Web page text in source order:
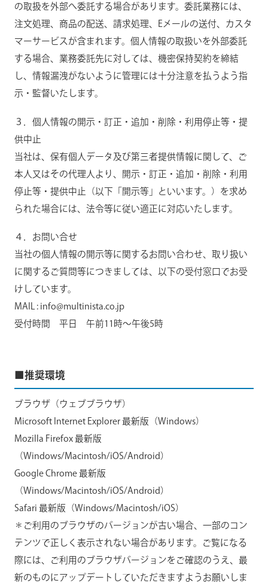
の取扱を外部へ委託する場合があります。委託業務には、
注文処理、商品の配送、請求処理、Eメールの送付、カスタ
マーサービスが含まれます。個人情報の取扱いを外部委託
する場合、業務委託先に対しては、機密保持契約を締結
し、情報漏洩がないように管理には十分注意を払うよう指
示・監督いたします。
３．個人情報の開示・訂正・追加・削除・利用停止等・提
供中止
当社は、保有個人データ及び第三者提供情報に関して、ご
本人又はその代理人より、開示・訂正・追加・削除・利用
停止等・提供中止（以下「開示等」といいます。）を求め
られた場合には、法令等に従い適正に対応いたします。
４．お問い合せ
当社の個人情報の開示等に関するお問い合わせ、取り扱い
に関するご質問等につきましては、以下の受付窓口でお受
けしています。
MAIL : info@multinista.co.jp
受付時間 平日 午前11時～午後5時
■推奨環境
ブラウザ（ウェブブラウザ）
Microsoft Internet Explorer 最新版（Windows）
Mozilla Firefox 最新版
（Windows/Macintosh/iOS/Android）
Google Chrome 最新版
（Windows/Macintosh/iOS/Android）
Safari 最新版（Windows/Macintosh/iOS）
＊ご利用のブラウザのバージョンが古い場合、一部のコン
テンツで正しく表示されない場合があります。ご覧になる
際には、ご利用のブラウザバージョンをご確認のうえ、最
新のものにアップデートしていただきますようお願いしま